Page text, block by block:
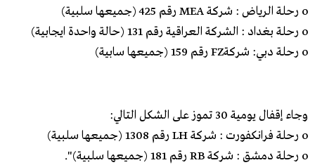
o رحلة الرياض : شركة MEA رقم 425 (جميعها سلبية)
o رحلة بغداد : الشركة العراقية رقم 131 (حالة واحدة ايجابية)
o رحلة دبي: شركةFZ رقم 159 (جميعها سابية)
وجاء إقفال يومية 30 تموز على الشكل التالي:
o رحلة فرانكفورت : شركة LH رقم 1308 (جميعها سلبية)
o رحلة دمشق : شركة RB رقم 181 (جميعها سلبية)".